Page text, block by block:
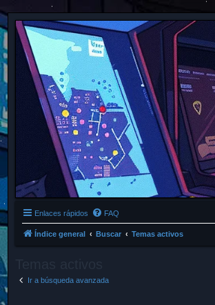
Enlaces rápidos FAQ
Índice general Buscar Temas activos
Ir a búsqueda avanzada